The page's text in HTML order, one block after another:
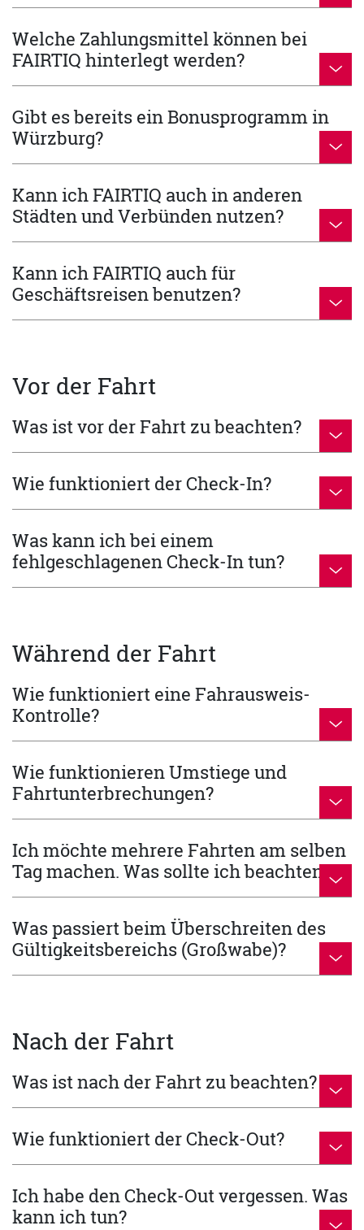
Welche Zahlungsmittel können bei
FAIRTIQ hinterlegt werden?
Gibt es bereits ein Bonusprogramm in
Würzburg?
Kann ich FAIRTIQ auch in anderen
Städten und Verbünden nutzen?
Kann ich FAIRTIQ auch für
Geschäftsreisen benutzen?
Vor der Fahrt
Was ist vor der Fahrt zu beachten?
Wie funktioniert der Check-In?
Was kann ich bei einem
fehlgeschlagenen Check-In tun?
Während der Fahrt
Wie funktioniert eine Fahrausweis-
Kontrolle?
Wie funktionieren Umstiege und
Fahrtunterbrechungen?
Ich möchte mehrere Fahrten am selben
Tag machen. Was sollte ich beachten?
Was passiert beim Überschreiten des
Gültigkeitsbereichs (Großwabe)?
Nach der Fahrt
Was ist nach der Fahrt zu beachten?
Wie funktioniert der Check-Out?
Ich habe den Check-Out vergessen. Was
kann ich tun?